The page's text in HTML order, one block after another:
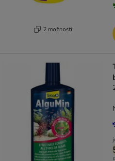
2 možností